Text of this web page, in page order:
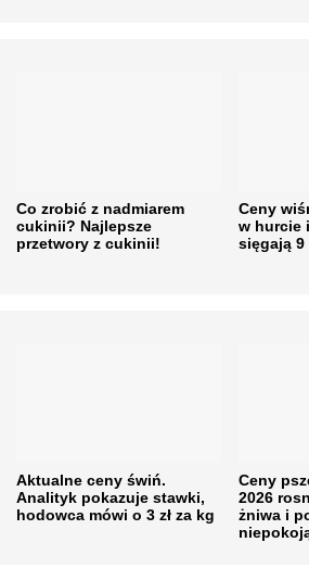
Co zrobić z nadmiarem
cukinii? Najlepsze
przetwory z cukinii!
Ceny
w hurcie
sięgają 9
Aktualne ceny świń.
Analityk pokazuje stawki,
hodowca mówi o 3 zł za kg
Ceny
2026
żniwa i